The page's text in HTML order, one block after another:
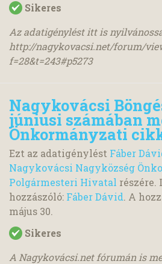
Sikeres
Az adatigénylést itt is
http://nagykovacsi.net/forum/
f=28&t=243#p5273
Nagykovácsi
júniusi számában
Önkormányzati
Ezt az adatigénylést Fáber
Nagykovácsi Nagyközség
Polgármesteri Hivatal részére.
hozzászóló: Fáber Dávid. A
május 30.
Sikeres
A Nagykovácsi.net fórumán is